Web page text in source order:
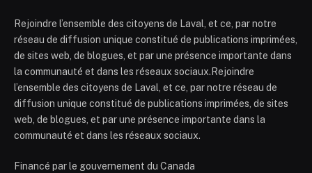
Rejoindre l’ensemble des citoyens de Laval, et ce, par notre
réseau de diffusion unique constitué de publications imprimées,
de sites web, de blogues, et par une présence importante dans
la communauté et dans les réseaux sociaux.Rejoindre
l’ensemble des citoyens de Laval, et ce, par notre réseau de
diffusion unique constitué de publications imprimées, de sites
web, de blogues, et par une présence importante dans la
communauté et dans les réseaux sociaux.
Financé par le gouvernement du Canada